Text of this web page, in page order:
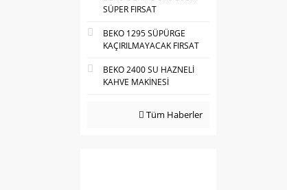
SÜPER FIRSAT
BEKO 1295 SÜPÜRGE
KAÇIRILMAYACAK FIRSAT
BEKO 2400 SU HAZNELİ
KAHVE MAKİNESİ
Tüm Haberler